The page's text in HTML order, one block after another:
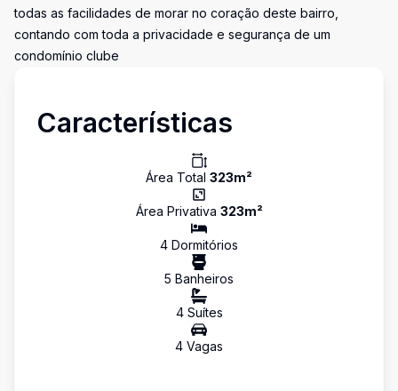
todas as facilidades de morar no coração deste bairro,
contando com toda a privacidade e segurança de um
condomínio clube
Características
Área Total 323m²
Área Privativa 323m²
4 Dormitórios
5 Banheiros
4Suítes
4 Vagas